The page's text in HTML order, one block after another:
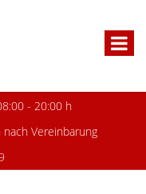
- 20:00 h
Vereinbarung